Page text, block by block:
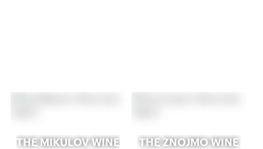
THE MIKULOV WINE
THE ZNOJMO WINE